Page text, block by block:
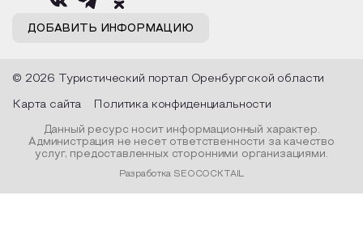
ДОБАВИТЬ ИНФОРМАЦИЮ
© 2026 Туристический портал Оренбургской области
Карта сайта Политика конфиденциальности
Данный ресурс носит информационный характер.
Администрация не несет ответственности за качество
услуг, предоставленных сторонними организациями.
Разработка SEOCOCKTAIL